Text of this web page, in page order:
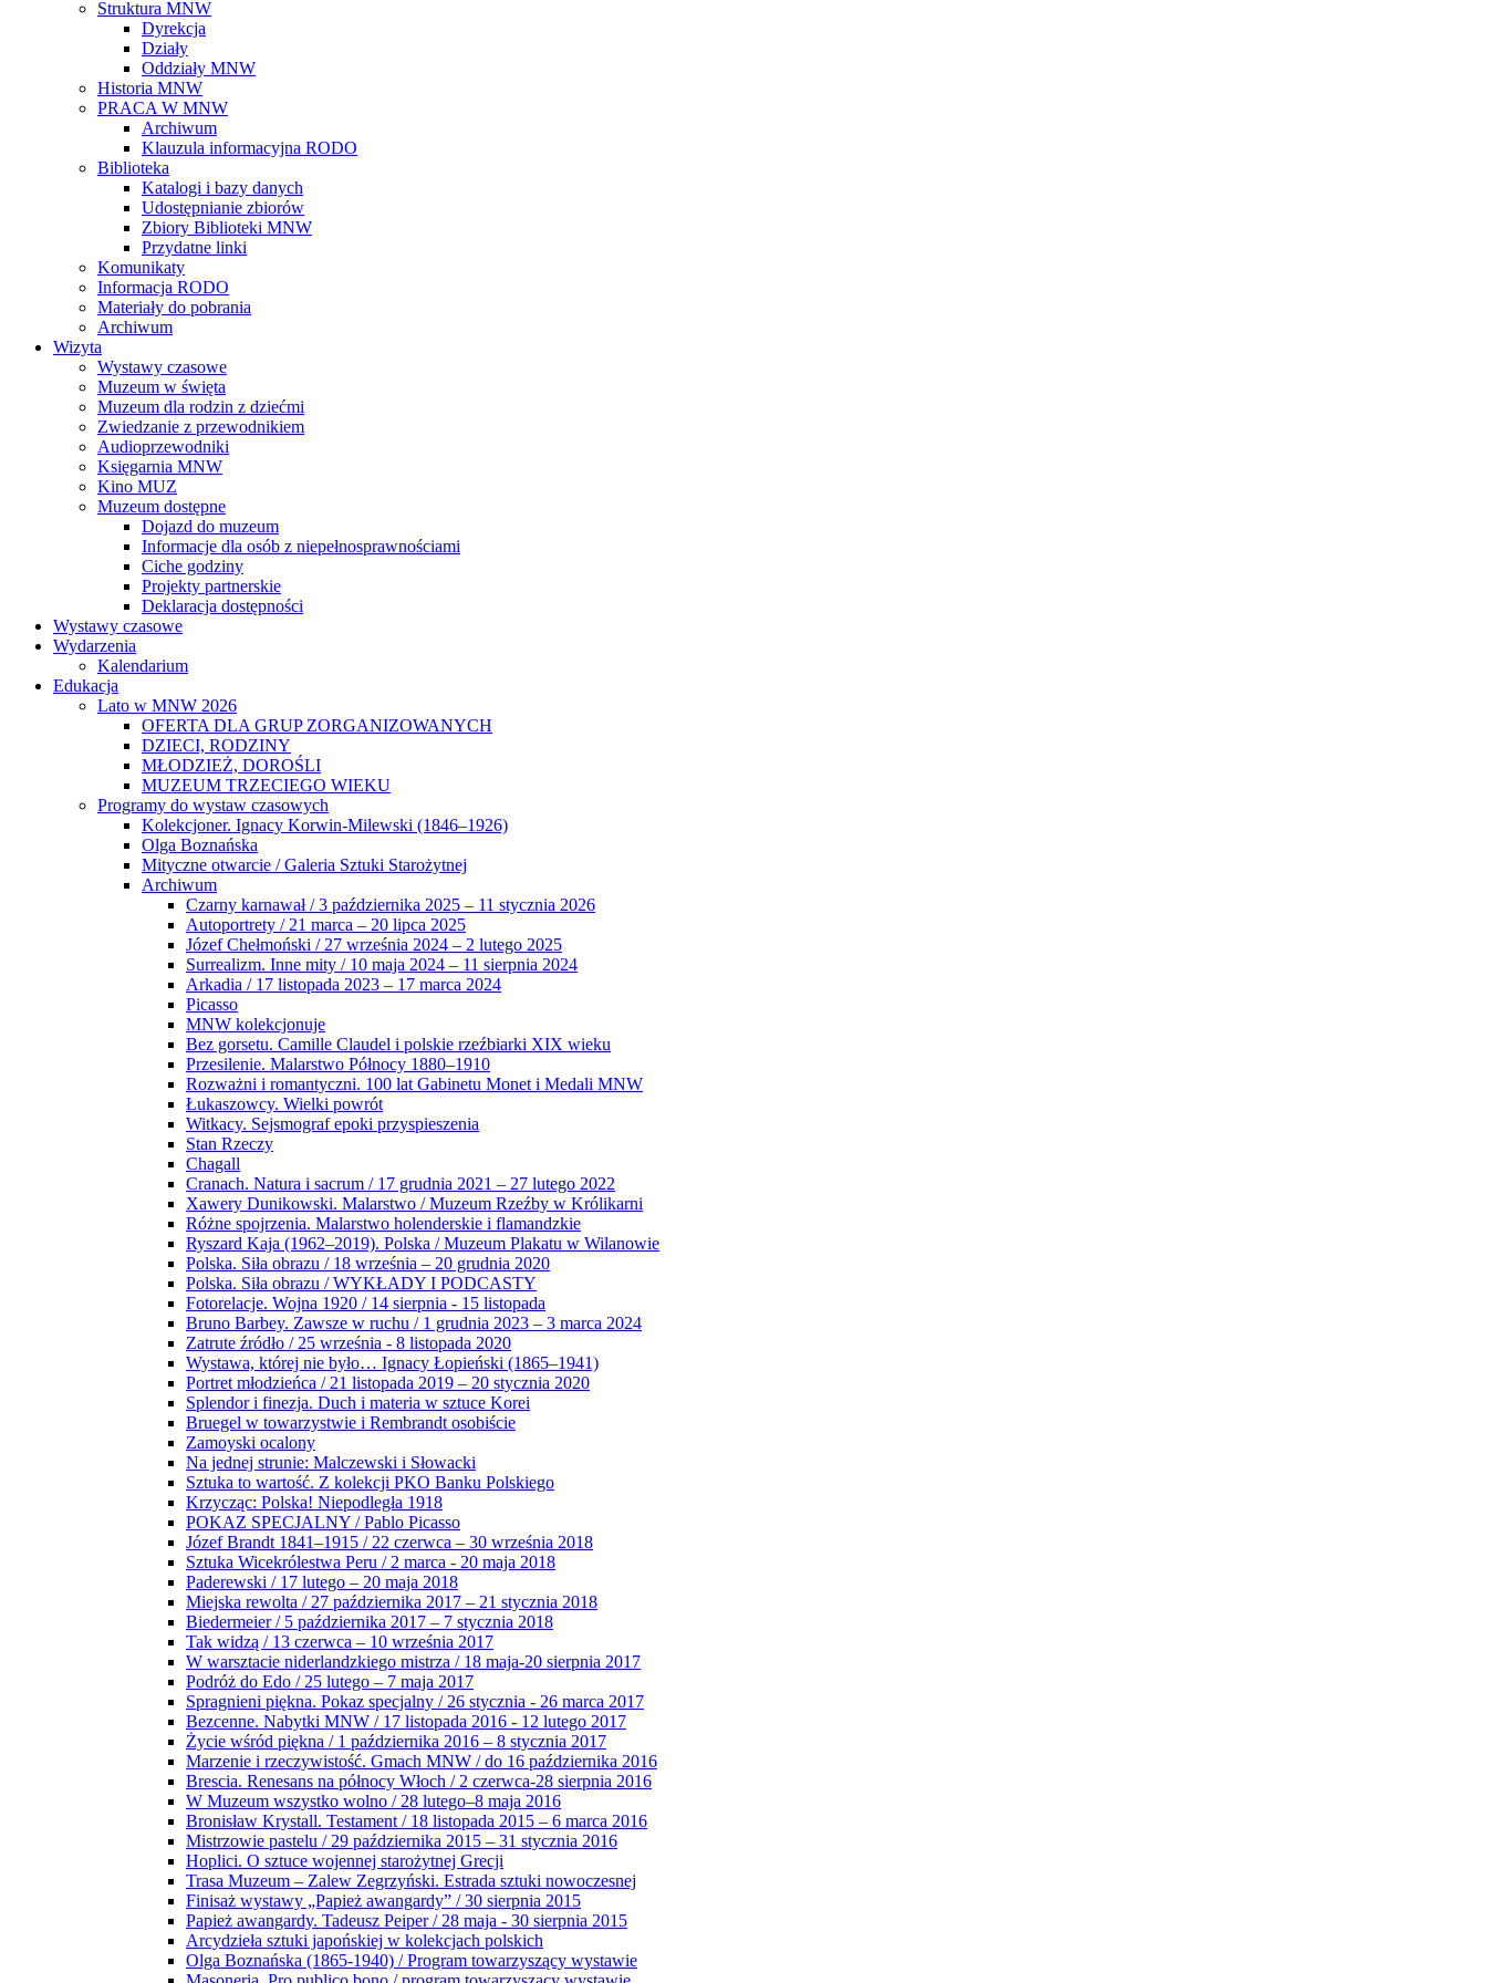
Struktura MNW
Dyrekcja
Działy
Oddziały MNW
Historia MNW
PRACA W MNW
Archiwum
Klauzula informacyjna RODO
Biblioteka
Katalogi i bazy danych
Udostępnianie zbiorów
Zbiory Biblioteki MNW
Przydatne linki
Komunikaty
Informacja RODO
Materiały do pobrania
Archiwum
Wizyta
Wystawy czasowe
Muzeum w święta
Muzeum dla rodzin z dziećmi
Zwiedzanie z przewodnikiem
Audioprzewodniki
Księgarnia MNW
Kino MUZ
Muzeum dostępne
Dojazd do muzeum
Informacje dla osób z niepełnosprawnościami
Ciche godziny
Projekty partnerskie
Deklaracja dostępności
Wystawy czasowe
Wydarzenia
Kalendarium
Edukacja
Lato w MNW 2026
OFERTA DLA GRUP ZORGANIZOWANYCH
DZIECI, RODZINY
MŁODZIEŻ, DOROŚLI
MUZEUM TRZECIEGO WIEKU
Programy do wystaw czasowych
Kolekcjoner. Ignacy Korwin-Milewski (1846–1926)
Olga Boznańska
Mityczne otwarcie / Galeria Sztuki Starożytnej
Archiwum
Czarny karnawał / 3 października 2025 – 11 stycznia 2026
Autoportrety / 21 marca – 20 lipca 2025
Józef Chełmoński / 27 września 2024 – 2 lutego 2025
Surrealizm. Inne mity / 10 maja 2024 – 11 sierpnia 2024
Arkadia / 17 listopada 2023 – 17 marca 2024
Picasso
MNW kolekcjonuje
Bez gorsetu. Camille Claudel i polskie rzeźbiarki XIX wieku
Przesilenie. Malarstwo Północy 1880–1910
Rozważni i romantyczni. 100 lat Gabinetu Monet i Medali MNW
Łukaszowcy. Wielki powrót
Witkacy. Sejsmograf epoki przyspieszenia
Stan Rzeczy
Chagall
Cranach. Natura i sacrum / 17 grudnia 2021 – 27 lutego 2022
Xawery Dunikowski. Malarstwo / Muzeum Rzeźby w Królikarni
Różne spojrzenia. Malarstwo holenderskie i flamandzkie
Ryszard Kaja (1962–2019). Polska / Muzeum Plakatu w Wilanowie
Polska. Siła obrazu / 18 września – 20 grudnia 2020
Polska. Siła obrazu / WYKŁADY I PODCASTY
Fotorelacje. Wojna 1920 / 14 sierpnia - 15 listopada
Bruno Barbey. Zawsze w ruchu / 1 grudnia 2023 – 3 marca 2024
Zatrute źródło / 25 września - 8 listopada 2020
Wystawa, której nie było… Ignacy Łopieński (1865–1941)
Portret młodzieńca / 21 listopada 2019 – 20 stycznia 2020
Splendor i finezja. Duch i materia w sztuce Korei
Bruegel w towarzystwie i Rembrandt osobiście
Zamoyski ocalony
Na jednej strunie: Malczewski i Słowacki
Sztuka to wartość. Z kolekcji PKO Banku Polskiego
Krzycząc: Polska! Niepodległa 1918
POKAZ SPECJALNY / Pablo Picasso
Józef Brandt 1841–1915 / 22 czerwca – 30 września 2018
Sztuka Wicekrólestwa Peru / 2 marca - 20 maja 2018
Paderewski / 17 lutego – 20 maja 2018
Miejska rewolta / 27 października 2017 – 21 stycznia 2018
Biedermeier / 5 października 2017 – 7 stycznia 2018
Tak widzą / 13 czerwca – 10 września 2017
W warsztacie niderlandzkiego mistrza / 18 maja-20 sierpnia 2017
Podróż do Edo / 25 lutego – 7 maja 2017
Spragnieni piękna. Pokaz specjalny / 26 stycznia - 26 marca 2017
Bezcenne. Nabytki MNW / 17 listopada 2016 - 12 lutego 2017
Życie wśród piękna / 1 października 2016 – 8 stycznia 2017
Marzenie i rzeczywistość. Gmach MNW / do 16 października 2016
Brescia. Renesans na północy Włoch / 2 czerwca-28 sierpnia 2016
W Muzeum wszystko wolno / 28 lutego–8 maja 2016
Bronisław Krystall. Testament / 18 listopada 2015 – 6 marca 2016
Mistrzowie pastelu / 29 października 2015 – 31 stycznia 2016
Hoplici. O sztuce wojennej starożytnej Grecji
Trasa Muzeum – Zalew Zegrzyński. Estrada sztuki nowoczesnej
Finisaż wystawy „Papież awangardy” / 30 sierpnia 2015
Papież awangardy. Tadeusz Peiper / 28 maja - 30 sierpnia 2015
Arcydzieła sztuki japońskiej w kolekcjach polskich
Olga Boznańska (1865-1940) / Program towarzyszący wystawie